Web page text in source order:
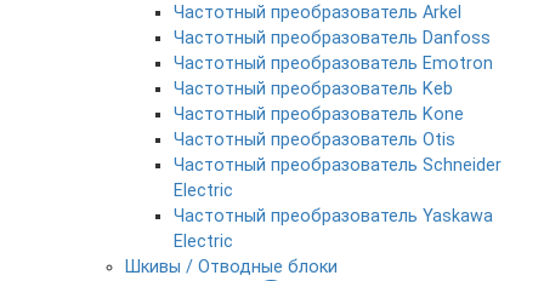
Частотный преобразователь Arkel
Частотный преобразователь Danfoss
Частотный преобразователь Emotron
Частотный преобразователь Keb
Частотный преобразователь Kone
Частотный преобразователь Otis
Частотный преобразователь Schneider
Electric
Частотный преобразователь Yaskawa
Electric
Шкивы / Отводные блоки